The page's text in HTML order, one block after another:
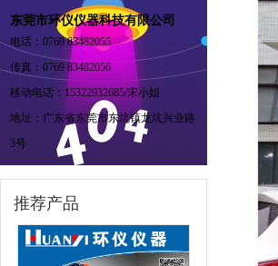
东莞市环仪仪器科技有限公司
电话：0769 83482055
传真：0769 83482056
移动电话：15322932685/宋小姐
地址：广东省东莞市东坑镇龙坑兴业路
3号
推荐产品